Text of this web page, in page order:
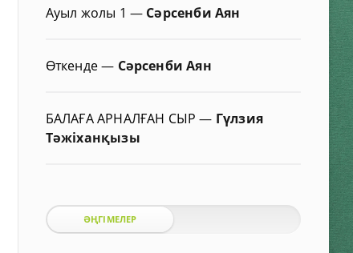
Ауыл жолы 1 — Сәрсенби Аян
Өткенде— Сәрсенби Аян
БАЛАҒА АРНАЛҒАН СЫР— Гүлзия
Тәжіханқызы
ӘҢГІМЕЛЕР